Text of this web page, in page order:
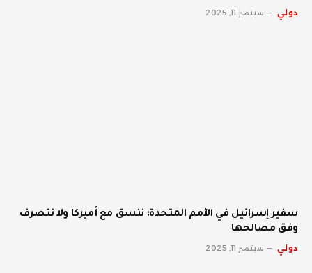
دولي سبتمبر 11, 2025
سفير إسرائيل في الأمم المتحدة: ننسق مع أميركا ولا نتصرف
وفق مصالحها
دولي سبتمبر 11, 2025